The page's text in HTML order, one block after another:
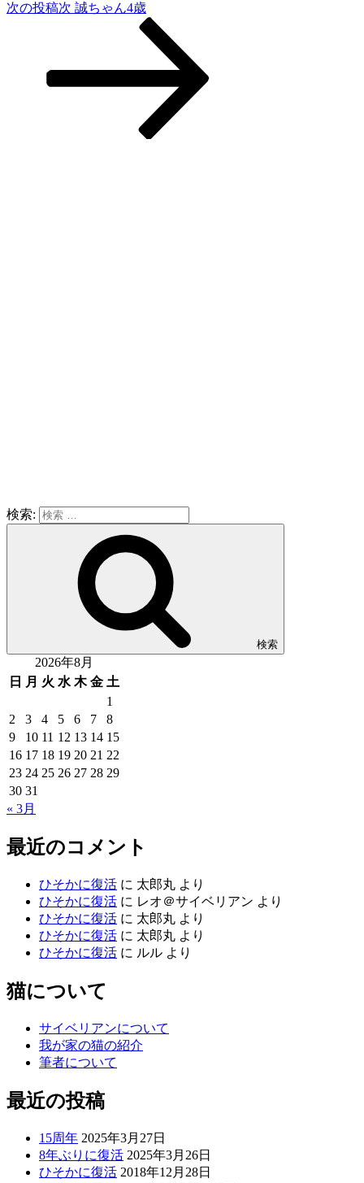
次の投稿次 誠ちゃん4歳
検索:
検索
2026年8月
日
月 火 水 木 金 土
1
2
3 4 5 6 7
8
9
10 11 12 13 14 15
16 17 18 19 20 21 22
23 24 25 26 27 28 29
30 31
« 3月
最近のコメント
ひそかに復活 に 太郎丸 より
ひそかに復活 に レオ＠サイベリアン より
ひそかに復活 に 太郎丸 より
ひそかに復活 に 太郎丸 より
ひそかに復活 に ルル より
猫について
サイベリアンについて
我が家の猫の紹介
筆者について
最近の投稿
15周年 2025年3月27日
8年ぶりに復活 2025年3月26日
ひそかに復活 2018年12月28日